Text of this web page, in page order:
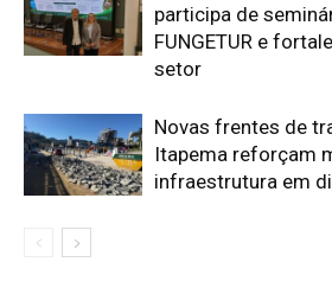
participa de
FUNGETUR e
setor
Novas frentes de
Itapema reforçam
infraestrutura em